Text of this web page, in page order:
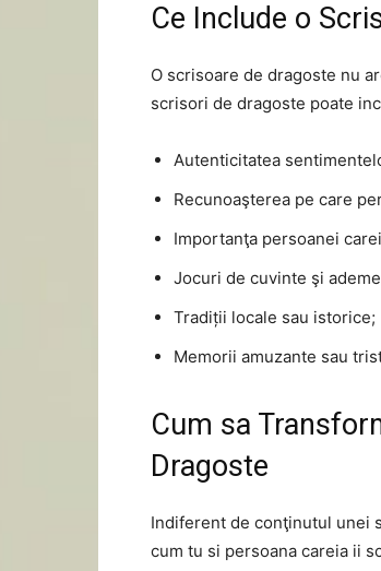
Ce Include o
O scrisoare de dragoste nu
scrisori de dragoste poate
Autenticitatea
Recunoaşterea pe care
Importanţa persoanei
Jocuri de cuvinte şi
Tradiții locale sau istorice;
Memorii amuzante sau
Cum sa
Dragoste
Indiferent de conţinutul unei
cum tu si persoana careia ii